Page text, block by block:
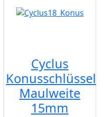
Cyclus
Konusschlüssel
Maulweite
15mm